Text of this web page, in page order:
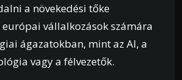
a növekedési tőke
európai vállalkozások számára
ágazatokban, mint az AI, a
vagy a félvezetők.